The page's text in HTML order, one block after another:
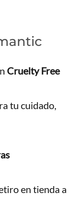
Cruelty Free
tu cuidado,
en tienda a